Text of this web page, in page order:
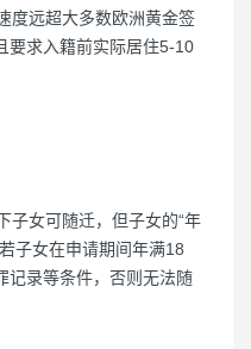
度远超大多数欧洲黄金签
求入籍前实际居住5-10
子女可随迁，但子女的“年
子女在申请期间年满18
记录等条件，否则无法随